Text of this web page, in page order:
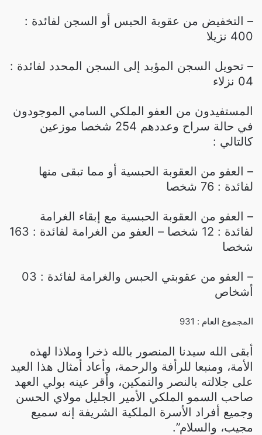
– التخفيض من عقوبة الحبس أو السجن لفائدة :
400 نزيلا
– تحويل السجن المؤبد إلى السجن المحدد لفائدة :
04 نزلاء
المستفيدون من العفو الملكي السامي الموجودون
في حالة سراح وعددهم 254 شخصا موزعين
كالتالي :
– العفو من العقوبة الحبسية أو مما تبقى منها
لفائدة : 76 شخصا
– العفو من العقوبة الحبسية مع إبقاء الغرامة
لفائدة : 12 شخصا – العفو من الغرامة لفائدة : 163
شخصا
– العفو من عقوبتي الحبس والغرامة لفائدة : 03
أشخاص
المجموع العام : 931
أبقى الله سيدنا المنصور بالله ذخرا وملاذا لهذه
الأمة، ومنبعا للرأفة والرحمة، وأعاد أمثال هذا العيد
على جلالته بالنصر والتمكين، وأقر عينه بولي العهد
صاحب السمو الملكي الأمير الجليل مولاي الحسن
وجميع أفراد الأسرة الملكية الشريفة إنه سميع
مجيب، والسلام”.